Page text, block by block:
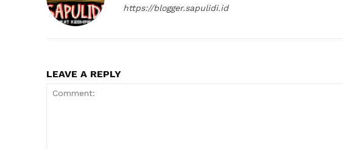
https://blogger.sapulidi.id
LEAVE A REPLY